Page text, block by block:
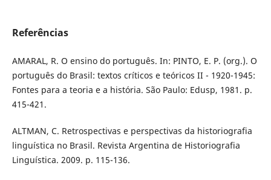
Referências
AMARAL, R. O ensino do português. In: PINTO, E. P. (org.). O
português do Brasil: textos críticos e teóricos II - 1920-1945:
Fontes para a teoria e a história. São Paulo: Edusp, 1981. p.
415-421.
ALTMAN, C. Retrospectivas e perspectivas da historiografia
linguística no Brasil. Revista Argentina de Historiografia
Linguística. 2009. p. 115-136.